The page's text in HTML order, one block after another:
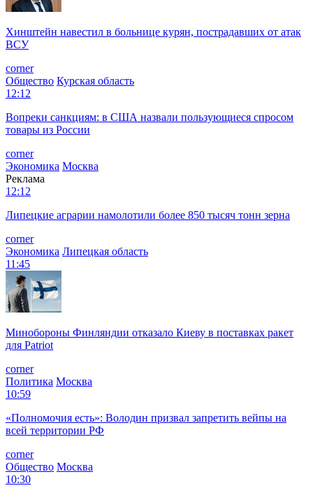
Хинштейн навестил в больнице курян, пострадавших от атак
ВСУ
corner
Общество Курская область
12:12
Вопреки санкциям: в США назвали пользующиеся спросом
товары из России
corner
Экономика Москва
Реклама
12:12
Липецкие аграрии намолотили более 850 тысяч тонн зерна
corner
Экономика Липецкая область
11:45
Минобороны Финляндии отказало Киеву в поставках ракет
для Patriot
corner
Политика Москва
10:59
«Полномочия есть»: Володин призвал запретить вейпы на
всей территории РФ
corner
Общество Москва
10:30